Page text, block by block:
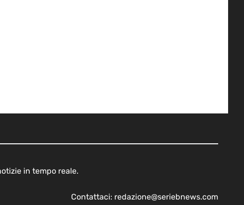
in tempo reale.
Contattaci: redazione@seriebnews.com